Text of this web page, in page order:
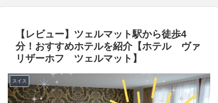
【レビュー】ツェルマット駅から徒歩4
分！おすすめホテルを紹介【ホテル ヴァ
リザーホフ ツェルマット】
スイス